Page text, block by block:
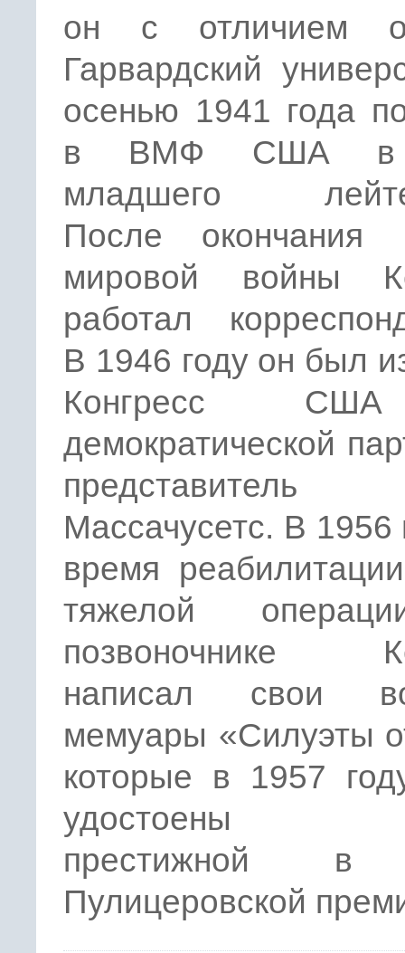
он с отличием
Гарвардский
осенью 1941 года
в ВМФ США в
младшего
После окончания
мировой войны
работал
В 1946 году он был
Конгресс
демократической
представитель
Массачусетс. В 1956
время
тяжелой
позвоночнике
написал свои
мемуары «Силуэты
которые в 1957
удостоены
престижной
Пулицеровской